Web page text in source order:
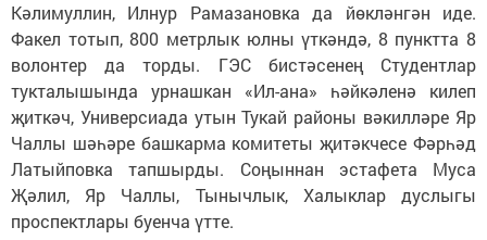
Кәлимуллин, Илнур Рамазановка да йөкләнгән иде.
Факел тотып, 800 метрлык юлны үткәндә, 8 пунктта 8
волонтер да торды. ГЭС бистәсенең Студентлар
тукталышында урнашкан «Ил-ана» һәйкәленә килеп
җиткәч, Универсиада утын Тукай районы вәкилләре Яр
Чаллы шәһәре башкарма комитеты җитәкчесе Фәрһәд
Латыйповка тапшырды. Соңыннан эстафета Муса
Җәлил, Яр Чаллы, Тынычлык, Халыклар дуслыгы
проспектлары буенча үтте.